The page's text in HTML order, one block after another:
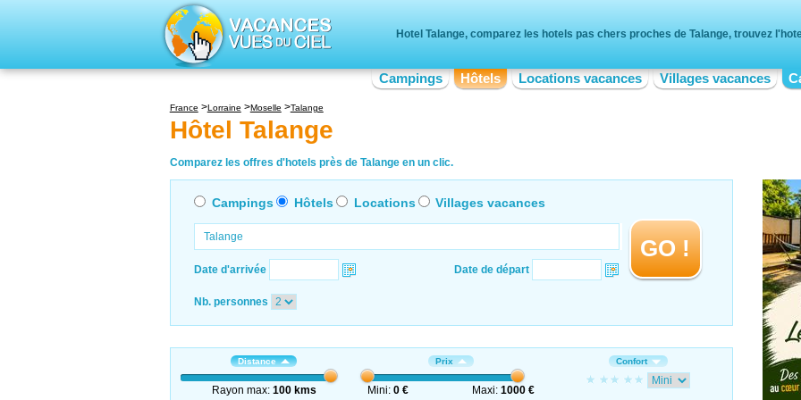
Hotel Talange, comparez les hotels pas chers proches de Talange, trouvez
Campings Hôtels Locations vacances Villages vacances
France Lorraine Moselle Talange
Hôtel Talange
Comparez les offres d'hotels près de Talange en un clic.
Campings Hôtels Locations Villages vacances
Date d'arrivée Date de départ
GO !
Nb. personnes
Distance
Rayon max: 100 kms
Prix
Mini:0 € Maxi: 1000 €
Confort